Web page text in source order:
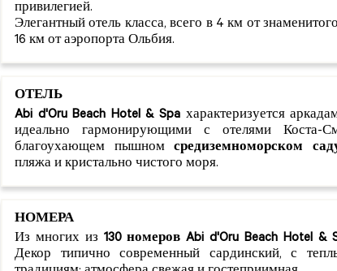
привилегией.
Элегантный отель класса, всего в 4 км от
16 км от аэропорта Ольбия.
ОТЕЛЬ
Abi d'Oru Beach Hotel & Spa характеризуется
идеально гармонирующими с отелями Коста-
благоухающем пышномсредиземноморском
пляжа и кристально чистого моря.
НОМЕРА
Из многих из 130 номеров Abi d'Oru Beach Hotel &
Декор типично современный сардинский, с